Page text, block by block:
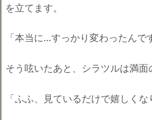
を立てます。
「本当に…すっかり変わったんで
そう呟いたあと、シラツルは満面
「ふふ、見ているだけで嬉しくな